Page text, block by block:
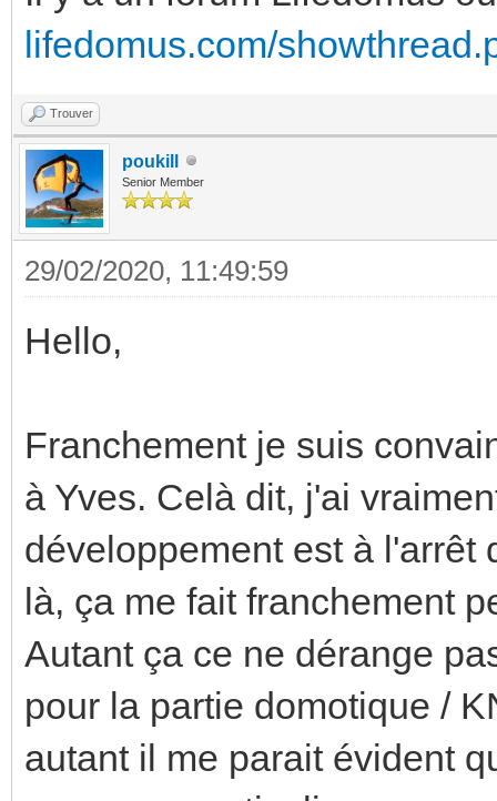
lifedomus.com/
Trouver
poukill
Senior Member
29/02/2020, 11:49:59
Hello,
Franchement je suis
à Yves. Celà dit, j'ai
développement est à l'arrêt
là, ça me fait franchement
Autant ça ce ne dérange
pour la partie domotique /
autant il me parait évident